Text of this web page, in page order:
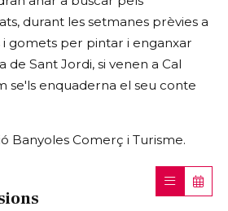
durant les setmanes prèvies a
i gomets per pintar i enganxar
de Sant Jordi, si venen a Cal
se'ls enquaderna el seu conte
Banyoles Comerç i Turisme.